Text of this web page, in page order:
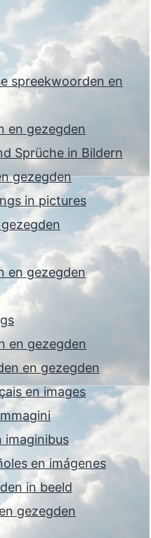
spreekwoorden en
en gezegden
Sprüche in Bildern
gezegden
in pictures
en gezegden
en gezegden
en gezegden
en images
imaginibus
en imágenes
in beeld
gezegden